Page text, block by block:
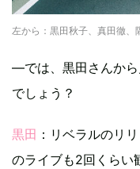
左から：黒田秋子、真田徹、
—では、黒田さんか
でしょう？
黒田 ：リベラルのリ
のライブも2回くらい